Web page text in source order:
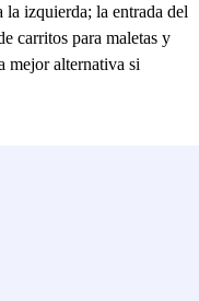
izquierda; la entrada del
carritos para maletas y
mejor alternativa si